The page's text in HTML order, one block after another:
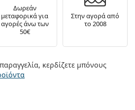
Δωρεάν
μεταφορικά για
αγορές άνω των
50€
Στην αγορά από
το 2008
κερδίζετε μπόνους